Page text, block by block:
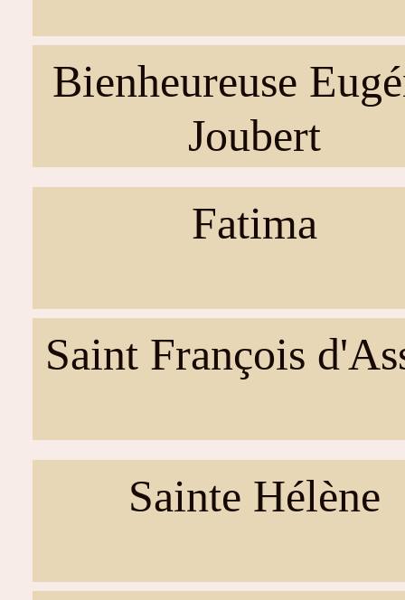
Bienheureuse
Joubert
Fatima
Saint François
Sainte Hélène